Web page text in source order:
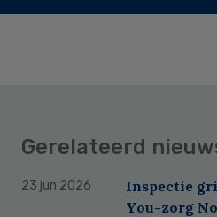
Gerelateerd
23 jun 2026
Inspectie
You-zorg